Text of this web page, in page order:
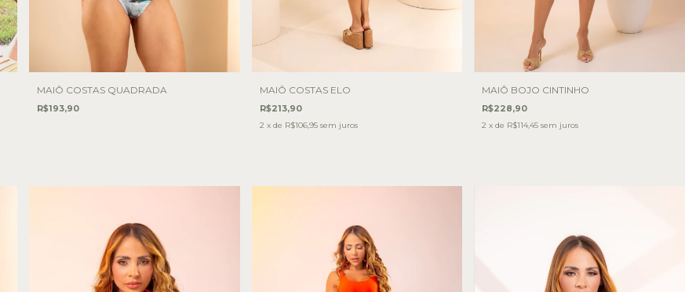
MAIÔ COSTAS QUADRADA
R$193,90
MAIÔ COSTAS ELO
R$213,90
2 x de R$106,95 sem juros
MAIÔ BOJO CINTINHO
R$228,90
2 x de R$114,45 sem juros